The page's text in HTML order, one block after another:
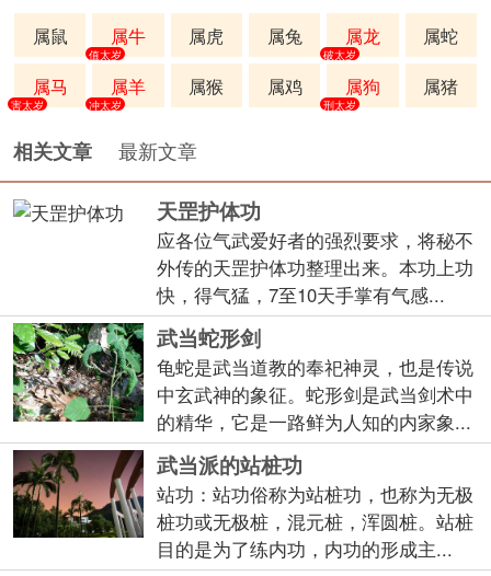
属鼠 属牛
值太岁
属虎 属兔 属龙
破太岁
属蛇
属马
害太岁
属羊
冲太岁
属猴 属鸡 属狗
刑太岁
属猪
相关文章 最新文章
天罡护体功
应各位气武爱好者的强烈要求，将秘不
外传的天罡护体功整理出来。本功上功
快，得气猛，7至10天手掌有气感...
武当蛇形剑
龟蛇是武当道教的奉祀神灵，也是传说
中玄武神的象征。蛇形剑是武当剑术中
的精华，它是一路鲜为人知的内家象...
武当派的站桩功
站功：站功俗称为站桩功，也称为无极
桩功或无极桩，混元桩，浑圆桩。站桩
目的是为了练内功，内功的形成主...